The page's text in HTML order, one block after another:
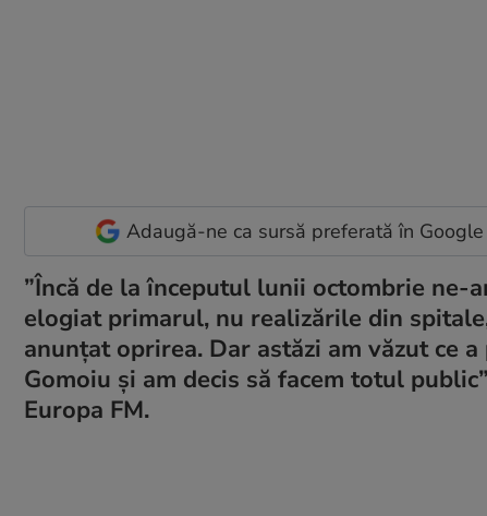
Adaugă-ne ca sursă preferată în Google
”Încă de la începutul lunii octombrie ne-
elogiat primarul, nu realizările din
anunțat oprirea. Dar astăzi am văzut ce
Gomoiu și am decis să facem totul
Europa FM.